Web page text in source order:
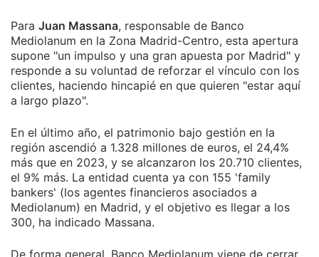
Para Juan Massana, responsable de Banco
Mediolanum en la Zona Madrid-Centro, esta apertura
supone "un impulso y una gran apuesta por Madrid" y
responde a su voluntad de reforzar el vínculo con los
clientes, haciendo hincapié en que quieren "estar aquí
a largo plazo".
En el último año, el patrimonio bajo gestión en la
región ascendió a 1.328 millones de euros, el 24,4%
más que en 2023, y se alcanzaron los 20.710 clientes,
el 9% más. La entidad cuenta ya con 155 'family
bankers' (los agentes financieros asociados a
Mediolanum) en Madrid, y el objetivo es llegar a los
300, ha indicado Massana.
De forma general, Banco Mediolanum viene de cerrar